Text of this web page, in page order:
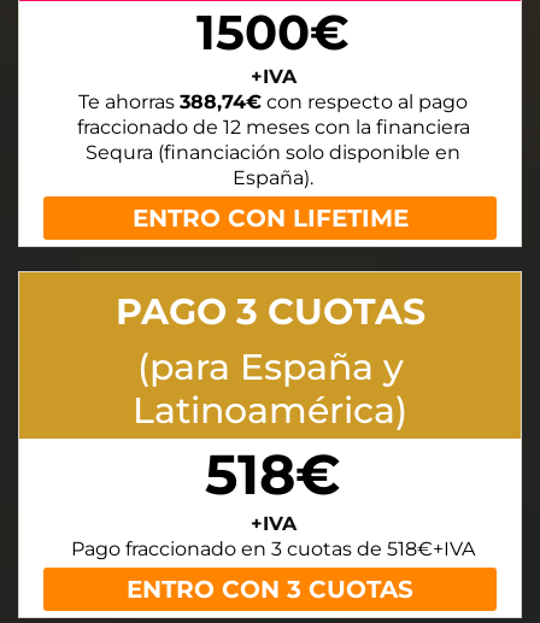
1500€
+IVA
Te ahorras 388,74€ con respecto al pago
fraccionado de 12 meses con la financiera
Sequra (financiación solo disponible en
España).
ENTRO CON LIFETIME
PAGO 3 CUOTAS
(para España y
Latinoamérica)
518€
+IVA
Pago fraccionado en 3 cuotas de 518€+IVA
ENTRO CON 3 CUOTAS